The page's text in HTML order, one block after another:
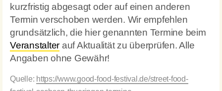
kurzfristig abgesagt oder auf einen anderen
Termin verschoben werden. Wir empfehlen
grundsätzlich, die hier genannten Termine beim
Veranstalter auf Aktualität zu überprüfen. Alle
Angaben ohne Gewähr!
Quelle: https://www.good-food-festival.de/street-food-